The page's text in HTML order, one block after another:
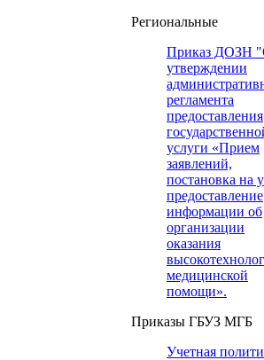
Региональные
Приказ ДОЗН
утверждении
регламента
предоставления
услуги «Прием
заявлений,
постановка на
предоставление
информации об
организации
оказания
медицинской
помощи».
Приказы ГБУЗ МГБ
Учетная